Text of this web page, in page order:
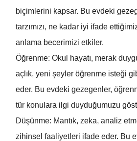
biçimlerini kapsar. Bu evdeki
tarzımızı, ne kadar iyi ifade
anlama becerimizi etkiler.
Öğrenme: Okul hayatı, merak
açlık, yeni şeyler öğrenme isteği
eder. Bu evdeki gezegenler,
tür konulara ilgi duyduğumuzu
Düşünme: Mantık, zeka, analiz
zihinsel faaliyetleri ifade eder. Bu